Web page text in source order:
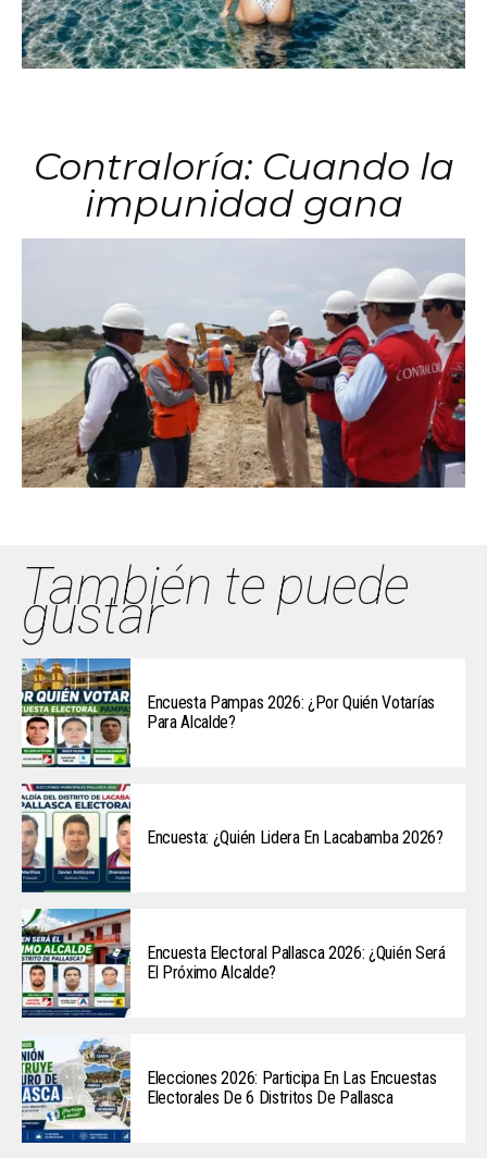
Contraloría: Cuando la
impunidad gana
También te puede
gustar
Encuesta Pampas 2026: ¿Por Quién Votarías
Para Alcalde?
Encuesta: ¿Quién Lidera En Lacabamba 2026?
Encuesta Electoral Pallasca 2026: ¿Quién Será
El Próximo Alcalde?
Elecciones 2026: Participa En Las Encuestas
Electorales De 6 Distritos De Pallasca